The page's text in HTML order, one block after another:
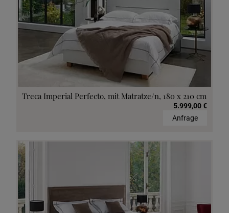
Treca Imperial Perfecto, mit Matratze/n, 180 x 210 cm
5.999,00 €
Anfrage